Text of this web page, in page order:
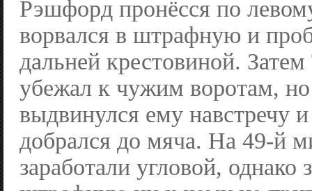
Рэшфорд пронёсся по
ворвался в штрафную и
дальней крестовиной.
убежал к чужим воротам,
выдвинулся ему навстречу
добрался до мяча. На 49-й
заработали угловой,